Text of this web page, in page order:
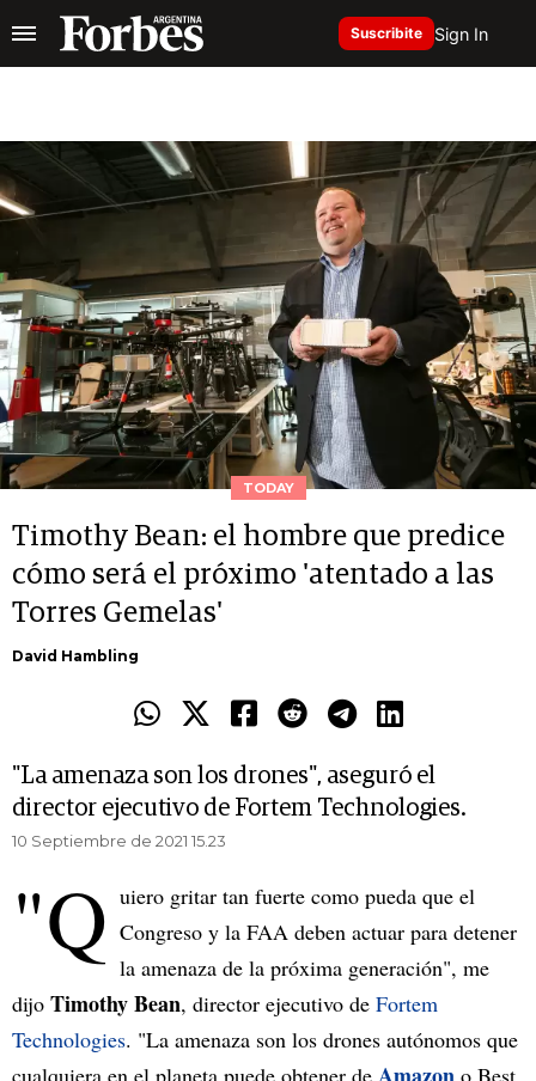
Suscribite Sign In
TODAY
Timothy Bean: el hombre que predice
cómo será el próximo 'atentado a las
Torres Gemelas'
David Hambling
"La amenaza son los drones", aseguró el
director ejecutivo de Fortem Technologies.
10 Septiembre de 2021 15.23
"Q uiero gritar tan fuerte como pueda que el
Congreso y la FAA deben actuar para detener
la amenaza de la próxima generación", me
dijo Timothy Bean, director ejecutivo de Fortem
Technologies. "La amenaza son los drones autónomos que
cualquiera en el planeta puede obtener de
o Best